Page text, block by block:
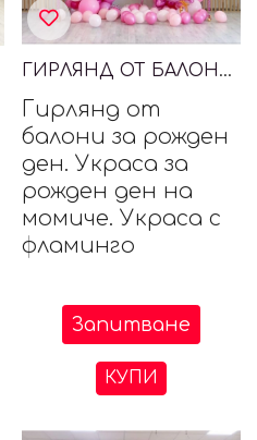
ГИРЛЯНД ОТ БАЛОНИ ЗА МОМИЧЕ С ФЛАМИНГО
Гирлянд от
балони за рожден
ден. Украса за
рожден ден на
момиче. Украса с
фламинго
Запитване
КУПИ